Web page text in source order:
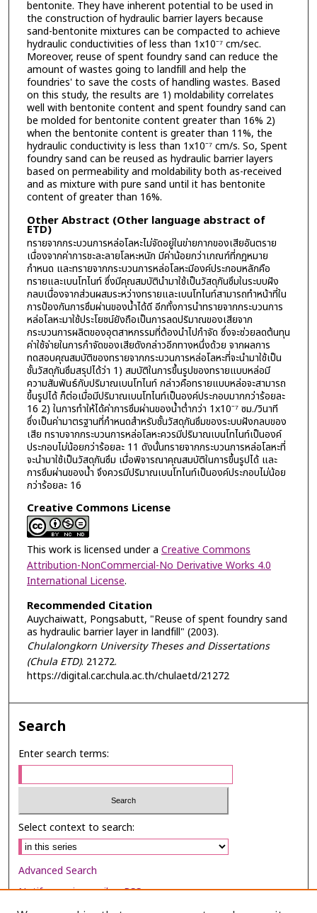
bentonite. They have inherent potential to be used in
the construction of hydraulic barrier layers because
sand-bentonite mixtures can be compacted to achieve
hydraulic conductivities of less than 1x10⁻⁷ cm/sec.
Moreover, reuse of spent foundry sand can reduce the
amount of wastes going to landfill and help the
foundries' to save the costs of handling wastes. Based
on this study, the results are 1) moldability correlates
well with bentonite content and spent foundry sand can
be molded for bentonite content greater than 16% 2)
when the bentonite content is greater than 11%, the
hydraulic conductivity is less than 1x10⁻⁷ cm/s. So, Spent
foundry sand can be reused as hydraulic barrier layers
based on permeability and moldability both as-received
and as mixture with pure sand until it has bentonite
content of greater than 16%.
Other Abstract (Other language abstract of
ETD)
ทรายจากกระบวนการหล่อโลหะไม่จัดอยู่ในข่ายกากของเสียอันตราย
เนื่องจากค่าการชะละลายโลหะหนัก มีค่าน้อยกว่าเกณฑ์ที่กฎหมาย
กำหนด และทรายจากกระบวนการหล่อโลหะมีองค์ประกอบหลักคือ
ทรายและเบนโทไนท์ ซึ่งมีคุณสมบัตินำมาใช้เป็นวัสดุกันซึมในระบบฝัง
กลบเนื่องจากส่วนผสมระหว่างทรายและเบนโทไนท์สามารถทำหน้าที่ใน
การป้องกันการซึมผ่านของน้ำได้ดี อีกทั้งการนำทรายจากกระบวนการ
หล่อโลหะมาใช้ประโยชน์ยังถือเป็นการลดปริมาณของเสียจาก
กระบวนการผลิตของอุตสาหกรรมที่ต้องนำไปกำจัด ซึ่งจะช่วยลดต้นทุน
ค่าใช้จ่ายในการกำจัดของเสียดังกล่าวอีกทางหนึ่งด้วย จากผลการ
ทดสอบคุณสมบัติของทรายจากกระบวนการหล่อโลหะที่จะนำมาใช้เป็น
ชั้นวัสดุกันซึมสรุปได้ว่า 1) สมบัติในการขึ้นรูปของทรายแบบหล่อมี
ความสัมพันธ์กับปริมาณเบนโทไนท์ กล่าวคือทรายแบบหล่อจะสามารถ
ขึ้นรูปได้ ก็ต่อเมื่อมีปริมาณเบนโทไนท์เป็นองค์ประกอบมากกว่าร้อยละ
16 2) ในการทำให้ได้ค่าการซึมผ่านของน้ำต่ำกว่า 1x10⁻⁷ ซม./วินาที
ซึ่งเป็นค่ามาตรฐานที่กำหนดสำหรับชั้นวัสดุกันซึมของระบบฝังกลบของ
เสีย ทราบจากกระบวนการหล่อโลหะควรมีปริมาณเบนโทไนท์เป็นองค์
ประกอบไม่น้อยกว่าร้อยละ 11 ดังนั้นทรายจากกระบวนการหล่อโลหะที่
จะนำมาใช้เป็นวัสดุกันซึม เมื่อพิจารณาคุณสมบัติในการขึ้นรูปได้ และ
การซึมผ่านของน้ำ จึงควรมีปริมาณเบนโทไนท์เป็นองค์ประกอบไม่น้อย
กว่าร้อยละ 16
Creative Commons License
This work is licensed under a Creative Commons
Attribution-NonCommercial-No Derivative Works 4.0
International License.
Recommended Citation
Auychaiwatt, Pongsabutt, "Reuse of spent foundry sand
as hydraulic barrier layer in landfill" (2003).
Chulalongkorn University Theses and Dissertations
(Chula ETD). 21272.
https://digital.car.chula.ac.th/chulaetd/21272
Search
Enter search terms:
Select context to search:
Advanced Search
Notify me via email orRSS